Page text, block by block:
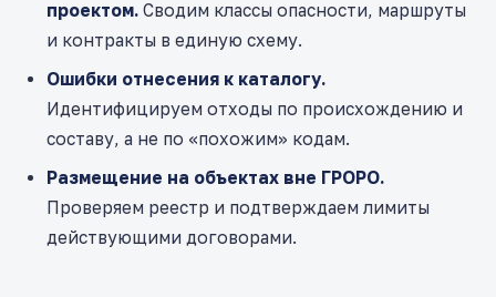
проектом. Сводим классы опасности, маршруты
и контракты в единую схему.
Ошибки отнесения к каталогу.
Идентифицируем отходы по происхождению и
составу, а не по «похожим» кодам.
Размещение на объектах вне ГРОРО.
Проверяем реестр и подтверждаем лимиты
действующими договорами.